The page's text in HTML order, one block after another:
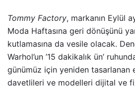
Tommy Factory, markanın Eylül
Moda Haftasına geri dönüşünü
kutlamasına da vesile olacak.
Warhol’un ’15 dakikalık ün’
günümüz için yeniden tasarlanan
davetlileri ve modelleri dijital ve